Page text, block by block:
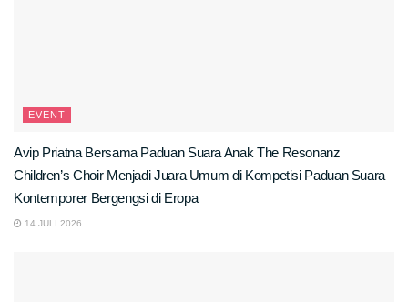
EVENT
Avip Priatna Bersama Paduan Suara Anak The Resonanz
Children’s Choir Menjadi Juara Umum di Kompetisi Paduan Suara
Kontemporer Bergengsi di Eropa
14 JULI 2026